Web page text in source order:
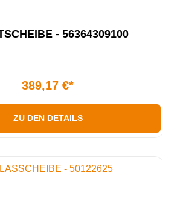
- 56364309100
389,17 €*
ZU DEN DETAILS